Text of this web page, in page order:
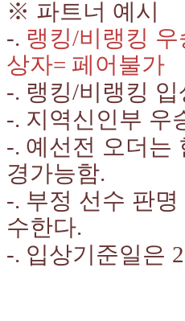
※ 파트너 예시
-. 랭킹/비랭킹
상자= 페어불가
-. 랭킹/비랭킹
-. 지역신인부 우
-. 예선전 오더는
경가능함.
-. 부정 선수 판
수한다.
-. 입상기준일은